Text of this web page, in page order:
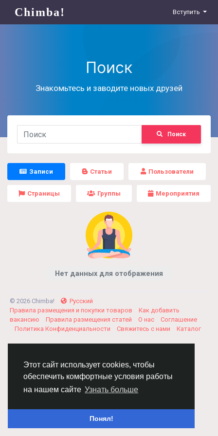
Этот сайт использует cookies, чтобы
обеспечить комфортные условия работы
на нашем сайте Узнать больше
Понял!
Chimba! Вступить
Поиск
Знакомьтесь и заводите новых друзей
Поиск
Записи Статьи Пользователи
Страницы Группы Мероприятия
Нет данных для отображения
© 2026 Chimba!
Русский
Правила размещения и покупки товаров
Как добавить
вакансию
Правила размещения статей О нас
Соглашение
Политика Конфиденциальности
Свяжитесь с нами Каталог